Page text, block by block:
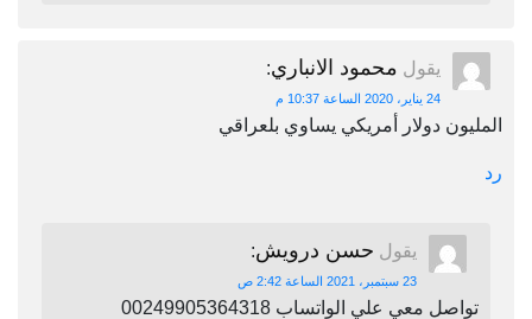
يقول محمود الانباري:
24 يناير، 2020 الساعة 10:37 م
المليون دولار أمريكي يساوي بلعراقي
رد
يقول حسن درويش:
23 سبتمبر، 2021 الساعة 2:42 ص
تواصل معي علي الواتساب 00249905364318